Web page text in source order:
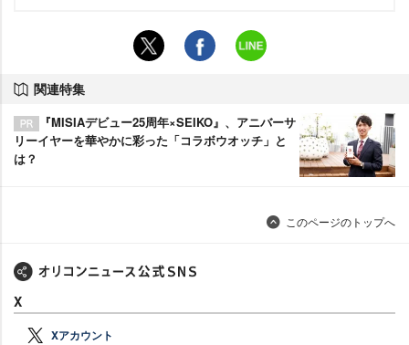
関連特集
『MISIAデビュー25周年×SEIKO』、アニバーサ
リーイヤーを華やかに彩った「コラボウオッチ」と
は？
このページのトップへ
X
Xアカウント